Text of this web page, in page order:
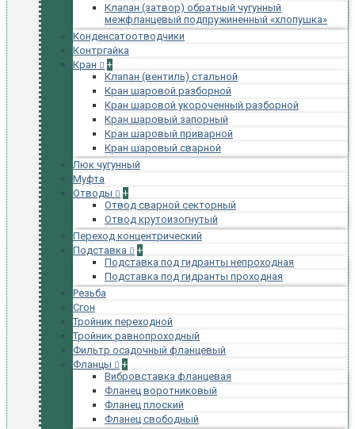
Клапан (затвор) обратный чугунный
межфланцевый подпружиненный «хлопушка»
Конденсатоотводчики
Контргайка
Кран
+
Клапан (вентиль) стальной
Кран шаровой разборной
Кран шаровой укороченный разборной
Кран шаровый запорный
Кран шаровый приварной
Кран шаровый сварной
Люк чугунный
Муфта
Отводы
+
Отвод сварной секторный
Отвод крутоизогнутый
Переход концентрический
Подставка
+
Подставка под гидранты непроходная
Подставка под гидранты проходная
Резьба
Сгон
Тройник переходной
Тройник равнопроходный
Фильтр осадочный фланцевый
Фланцы
+
Вибровставка фланцевая
Фланец воротниковый
Фланец плоский
Фланец свободный